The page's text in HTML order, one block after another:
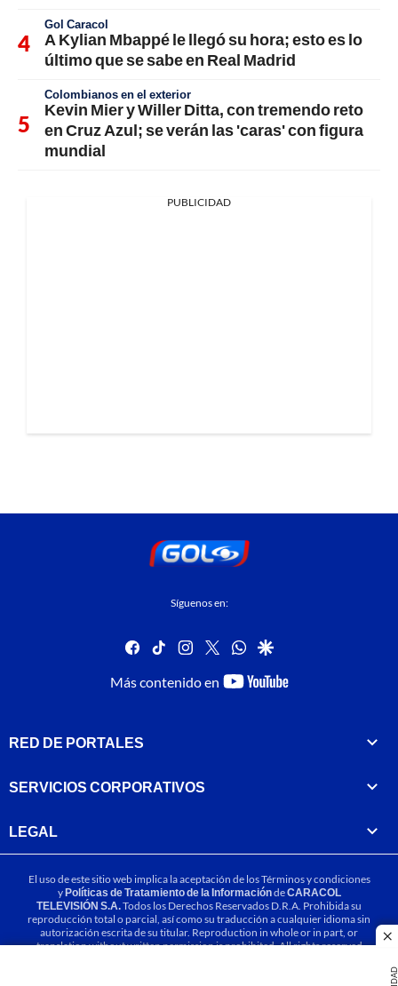
Gol Caracol
A Kylian Mbappé le llegó su hora; esto es lo
último que se sabe en Real Madrid
Colombianos en el exterior
Kevin Mier y Willer Ditta, con tremendo reto
en Cruz Azul; se verán las 'caras' con figura
mundial
PUBLICIDAD
Síguenos en:
facebook
tiktok instagram
twitterwhatsapp
google
Más contenido en
youtube-
RED DE PORTALES
SERVICIOS CORPORATIVOS
LEGAL
El uso de este sitio web implica la aceptación de losTérminos y condiciones
yPolíticas de Tratamiento de la InformacióndeCARACOL
TELEVISIÓN S.A.Todos los Derechos Reservados D.R.A. Prohibida su
reproducción total o parcial, así como su traducción a cualquier idioma sin
autorización escrita de su titular. Reproduction in whole or in part, or
translation without written permission is prohibited. All rights reserved